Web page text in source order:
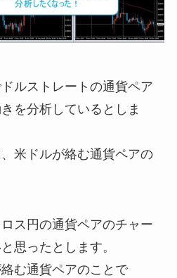
ルストレートの通貨ペア
を分析しているとしま
米ドルが絡む通貨ペアの
ス円の通貨ペアのチャー
思ったとします。
む通貨ペアのことで